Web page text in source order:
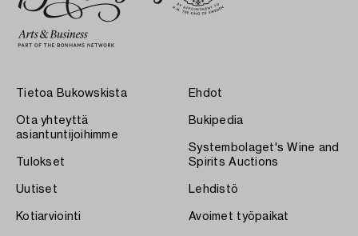
Tietoa Bukowskista
Ota yhteyttä
asiantuntijoihimme
Tulokset
Uutiset
Kotiarviointi
Ehdot
Bukipedia
Systembolaget's Wine and
Spirits Auctions
Lehdistö
Avoimet työpaikat